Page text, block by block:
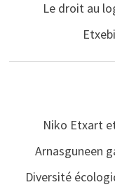
Le droit au
Niko Etxart
Arnasguneen
Diversité